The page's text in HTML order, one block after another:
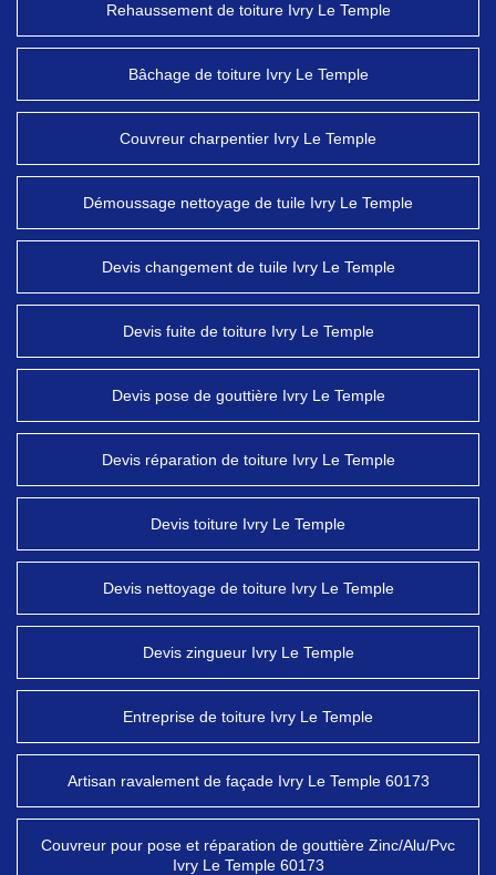
Rehaussement de toiture Ivry Le Temple
Bâchage de toiture Ivry Le Temple
Couvreur charpentier Ivry Le Temple
Démoussage nettoyage de tuile Ivry Le Temple
Devis changement de tuile Ivry Le Temple
Devis fuite de toiture Ivry Le Temple
Devis pose de gouttière Ivry Le Temple
Devis réparation de toiture Ivry Le Temple
Devis toiture Ivry Le Temple
Devis nettoyage de toiture Ivry Le Temple
Devis zingueur Ivry Le Temple
Entreprise de toiture Ivry Le Temple
Artisan ravalement de façade Ivry Le Temple 60173
Couvreur pour pose et réparation de gouttière Zinc/Alu/Pvc
Ivry Le Temple 60173